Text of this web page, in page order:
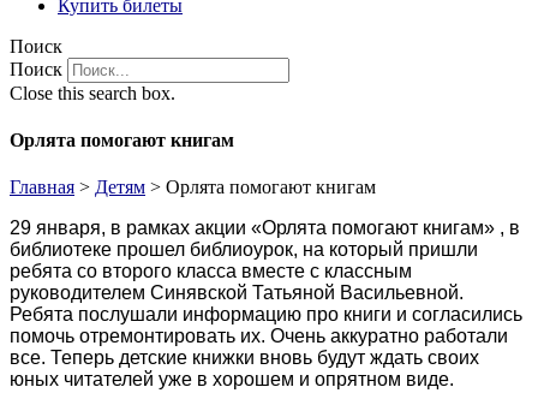
Купить билеты
Поиск
Поиск
Close this search box.
Орлята помогают книгам
Главная > Детям > Орлята помогают книгам
29 января, в рамках акции «Орлята помогают книгам» , в
библиотеке прошел библиоурок, на который пришли
ребята со второго класса вместе с классным
руководителем Синявской Татьяной Васильевной.
Ребята послушали информацию про книги и согласились
помочь отремонтировать их. Очень аккуратно работали
все. Теперь детские книжки вновь будут ждать своих
юных читателей уже в хорошем и опрятном виде.